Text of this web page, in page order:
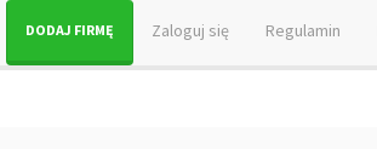
DODAJ FIRMĘ Zaloguj się Regulamin